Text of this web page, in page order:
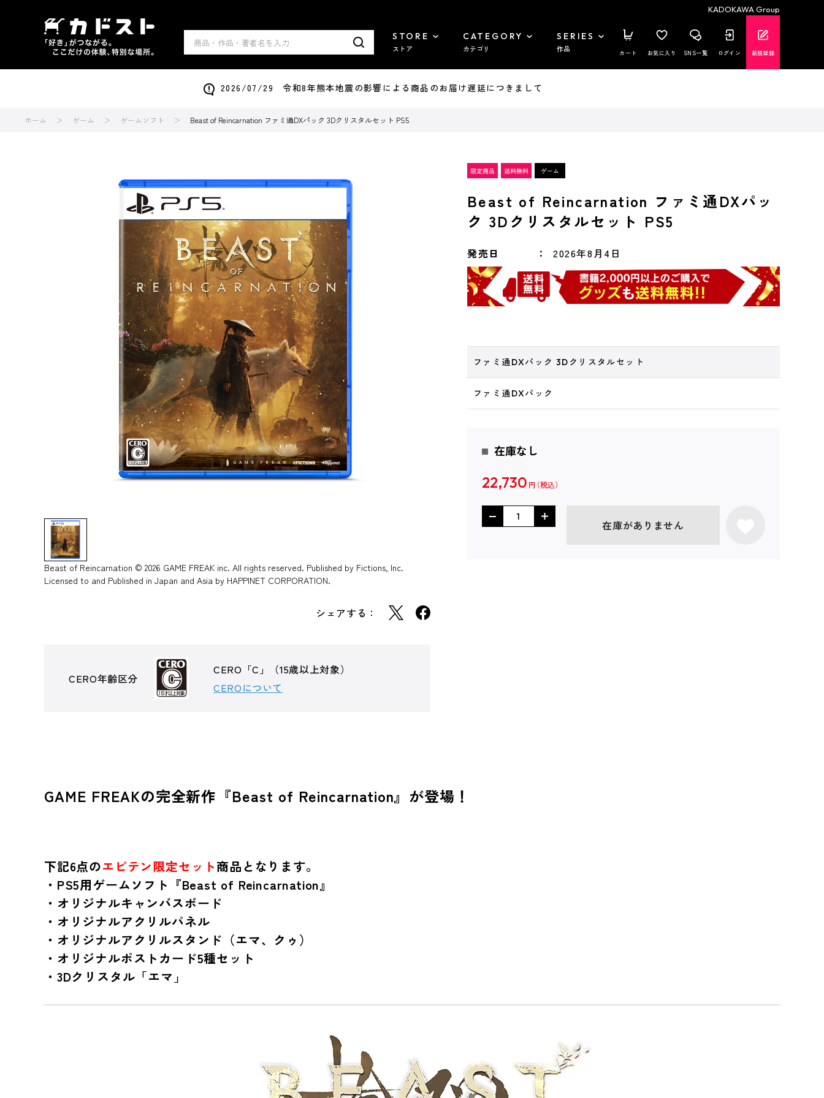
KADOKAWA Group
STORE
ストア
CATEGORY
カテゴリ
SERIES
作品 カート お気に入り SNS一覧 ログイン 新規登録
2026/07/29 令和8年熊本地震の影響による商品のお届け遅延につきまして
ホーム ゲーム ゲームソフト Beast of Reincarnation ファミ通DXパック 3Dクリスタルセット PS5
Beast of Reincarnation © 2026 GAME FREAK inc. All rights reserved. Published by Fictions, Inc.
Licensed to and Published in Japan and Asia by HAPPINET CORPORATION.
シェアする：
CERO年齢区分
CERO「C」（15歳以上対象）
CEROについて
Beast of Reincarnation ファミ通DXパッ
ク 3Dクリスタルセット PS5
発売日 2026年8月4日
ファミ通DXパック 3Dクリスタルセット
ファミ通DXパック
在庫なし
22,730 円
在庫がありません
GAME FREAKの完全新作『Beast of Reincarnation』が登場！
下記6点のエビテン限定セット商品となります。
・PS5用ゲームソフト『Beast of Reincarnation』
・オリジナルキャンバスボード
・オリジナルアクリルパネル
・オリジナルアクリルスタンド（エマ、クゥ）
・オリジナルポストカード5種セット
・3Dクリスタル「エマ」